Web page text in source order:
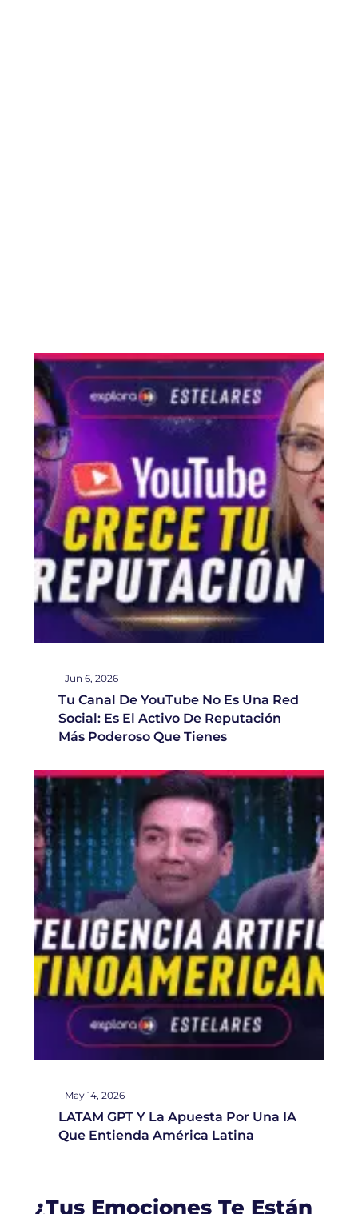
Jun 6, 2026
Tu Canal De YouTube No Es Una Red
Social: Es El Activo De Reputación
Más Poderoso Que Tienes
May 14, 2026
LATAM GPT Y La Apuesta Por Una IA
Que Entienda América Latina
¿Tus Emociones Te Están